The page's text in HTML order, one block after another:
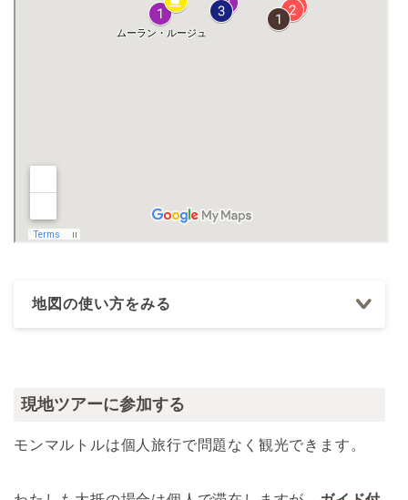
地図の使い方をみる
現地ツアーに参加する
モンマルトルは個人旅行で問題なく観光できます。